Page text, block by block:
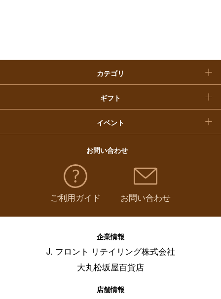
カテゴリ
ギフト
イベント
福袋
お問い合わせ
ご利用ガイド お問い合わせ
企業情報
J. フロント リテイリング株式会社
大丸松坂屋百貨店
店舗情報